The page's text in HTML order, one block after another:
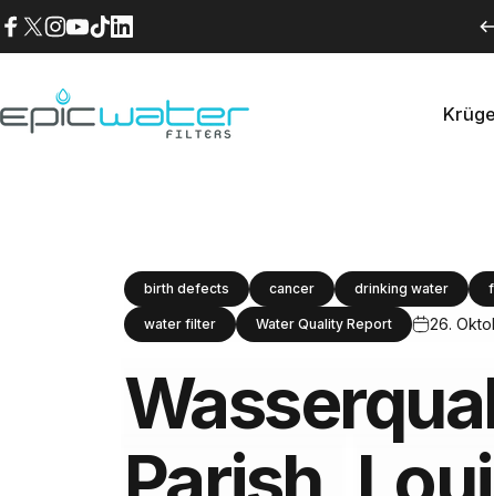
Direkt zum Inhalt
Epic Water Filters USA
birth defects cancer drinking water
water filter Water Quality Report 26.